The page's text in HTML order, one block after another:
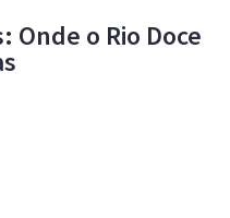
Onde o Rio Doce